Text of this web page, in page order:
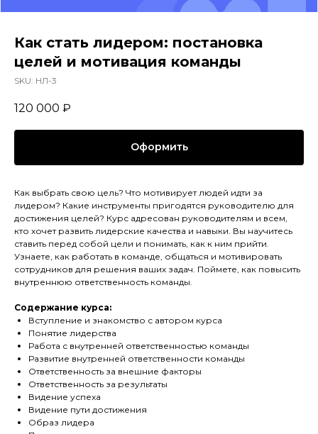
Как стать лидером: постановка
целей и мотивация команды
SKU: НЛ-3
120 000 ₽
Оформить
Как выбрать свою цель? Что мотивирует людей идти за
лидером? Какие инструменты пригодятся руководителю для
достижения целей? Курс адресован руководителям и всем,
кто хочет развить лидерские качества и навыки. Вы научитесь
ставить перед собой цели и понимать, как к ним прийти.
Узнаете, как работать в команде, общаться и мотивировать
сотрудников для решения ваших задач. Поймете, как повысить
внутреннюю ответственность команды.
Содержание курса:
Вступление и знакомство с автором курса
Понятие лидерства
Работа с внутренней ответственностью команды
Развитие внутренней ответственности команды
Ответственность за внешние факторы
Ответственность за результаты
Видение успеха
Видение пути достижения
Образ лидера